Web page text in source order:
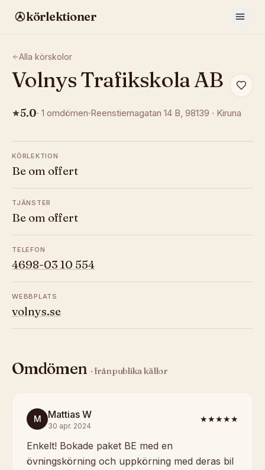
körlektioner
Alla körskolor
Volnys Trafikskola AB
5.0· 1 omdömen Reenstiernagatan 14 B, 98139 · Kiruna
KÖRLEKTION
Be om offert
TJÄNSTER
Be om offert
TELEFON
4698-03 10 554
WEBBPLATS
volnys.se
Omdömen · från publika källor
M Mattias W
30 apr. 2024
★★★★★
Enkelt! Bokade paket BE med en
övningskörning och uppkörning med deras bil